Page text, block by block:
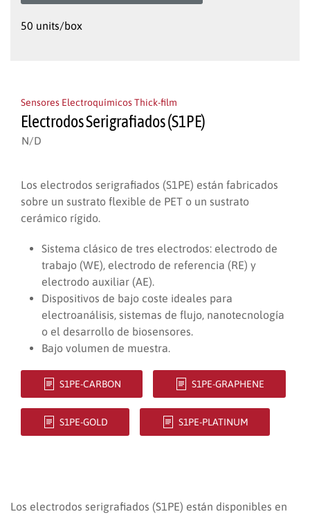
50 units/box
Sensores Electroquímicos Thick-film
Electrodos Serigrafiados (S1PE)
Los electrodos serigrafiados (S1PE) están fabricados
sobre un sustrato flexible de PET o un sustrato
cerámico rígido.
Sistema clásico de tres electrodos: electrodo de
trabajo (WE), electrodo de referencia (RE) y
electrodo auxiliar (AE).
Dispositivos de bajo coste ideales para
electroanálisis, sistemas de flujo, nanotecnología
o el desarrollo de biosensores.
Bajo volumen de muestra.
S1PE-CARBON S1PE-GRAPHENE
S1PE-GOLD S1PE-PLATINUM
Los electrodos serigrafiados (S1PE) están disponibles en